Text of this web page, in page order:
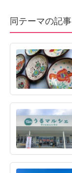
同テーマの記事